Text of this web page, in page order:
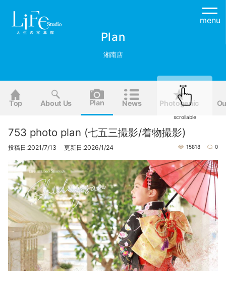
menu
Plan
湘南店
Top About Us Plan News Photogenic
scrollable
753 photo plan (七五三撮影/着物撮影)
投稿日:2021/7/13 更新日:2026/1/24 15818 0